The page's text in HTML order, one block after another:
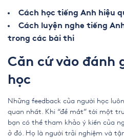
Cách học tiếng Anh hiệu
Cách luyện nghe tiếng
trong các bài thi
Căn cứ vào đánh
học
Những feedback của người học
quan nhất. Khi “để mắt” tới một
bạn có thể tham khảo ý kiến của
ở đó. Họ là người trải nghiệm và